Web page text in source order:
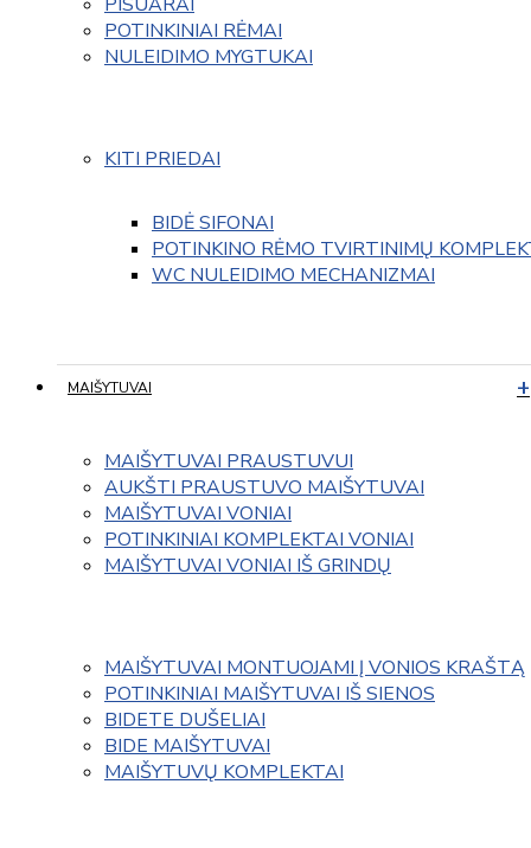
POTINKINIAI RĖMAI
NULEIDIMO MYGTUKAI
KITI PRIEDAI
BIDĖ SIFONAI
POTINKINO RĖMO TVIRTINIMŲ
WC NULEIDIMO MECHANIZMAI
MAIŠYTUVAI
MAIŠYTUVAI PRAUSTUVUI
AUKŠTI PRAUSTUVO MAIŠYTUVAI
MAIŠYTUVAI VONIAI
POTINKINIAI KOMPLEKTAI VONIAI
MAIŠYTUVAI VONIAI IŠ GRINDŲ
MAIŠYTUVAI MONTUOJAMI Į VONIOS KRAŠTĄ
POTINKINIAI MAIŠYTUVAI IŠ SIENOS
BIDETE DUŠELIAI
BIDE MAIŠYTUVAI
MAIŠYTUVŲ KOMPLEKTAI